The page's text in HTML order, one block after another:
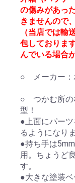
の傷みがあっ
きませんので
（当店では輸
包しておりま
んでいる場合
○ メーカー：
○ つかむ所の
型！
●上面にパー
るようになり
●持ち手は
用。ちょうど
す。
●大きな塗装